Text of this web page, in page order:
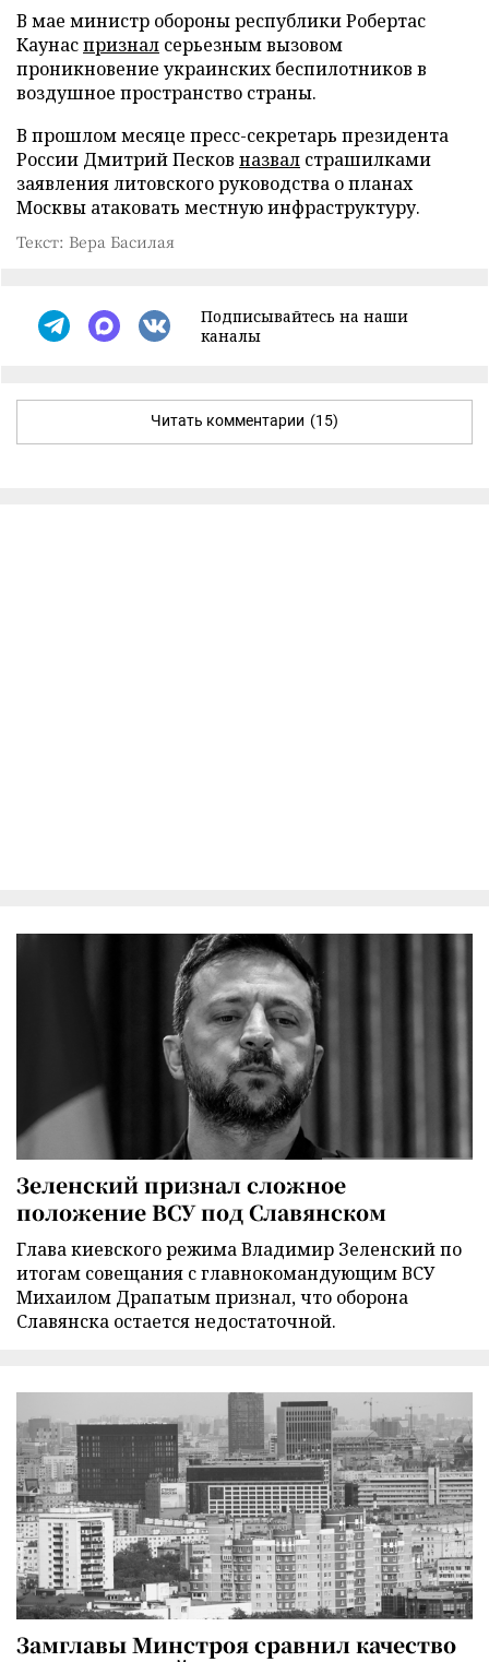
В мае министр обороны республики Робертас
Каунаспризнал серьезным вызовом
проникновение украинских беспилотников в
воздушное пространство страны.
В прошлом месяце пресс-секретарь президента
России Дмитрий Песков назвал страшилками
заявления литовского руководства о планах
Москвы атаковать местную инфраструктуру.
Текст: Вера Басилая
Подписывайтесь на наши
каналы
Читать комментарии (15)
Зеленский признал сложное
положение ВСУ под Славянском
Глава киевского режима Владимир Зеленский по
итогам совещания с главнокомандующим ВСУ
Михаилом Драпатым признал, что оборона
Славянска остается недостаточной.
Замглавы Минстроя сравнил качество